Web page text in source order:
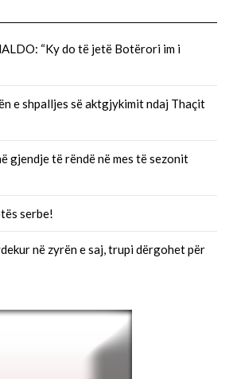
“Ky do të jetë Botërori im i
e shpalljes së aktgjykimit ndaj Thaçit
gjendje të rëndë në mes të sezonit
serbe!
në zyrën e saj, trupi dërgohet për